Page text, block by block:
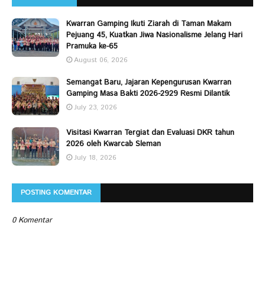
Kwarran Gamping Ikuti Ziarah di Taman Makam
Pejuang 45, Kuatkan Jiwa Nasionalisme Jelang Hari
Pramuka ke-65
August 06, 2026
Semangat Baru, Jajaran Kepengurusan Kwarran
Gamping Masa Bakti 2026-2929 Resmi Dilantik
July 23, 2026
Visitasi Kwarran Tergiat dan Evaluasi DKR tahun
2026 oleh Kwarcab Sleman
July 18, 2026
POSTING KOMENTAR
0 Komentar